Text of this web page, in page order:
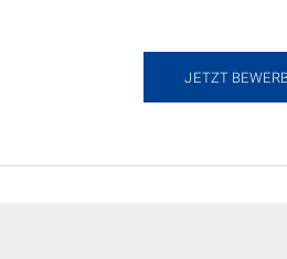
JETZT